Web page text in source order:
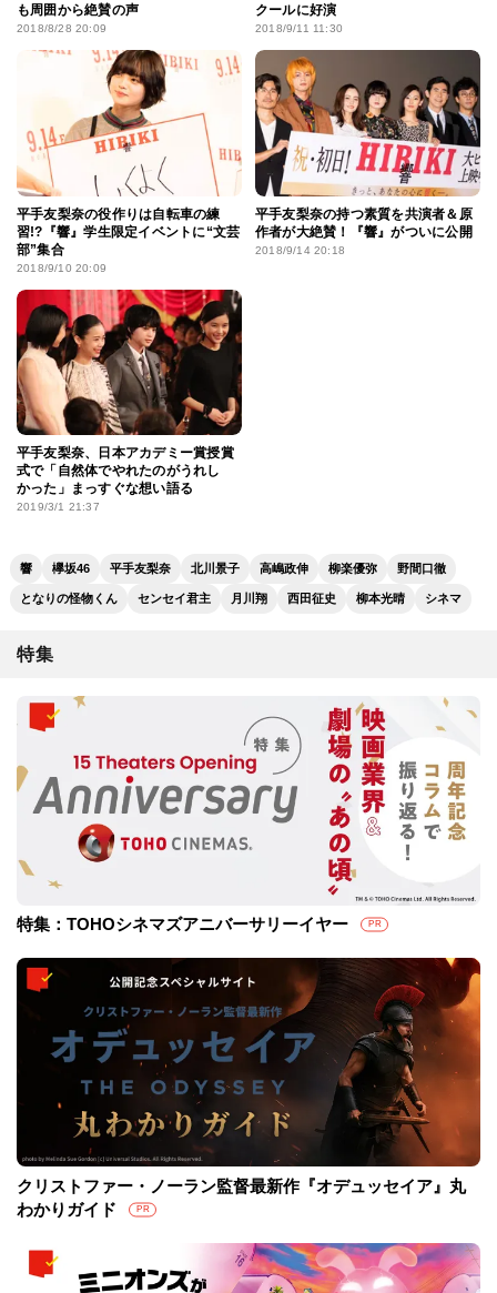
も周囲から絶賛の声
2018/8/28 20:09
クールに好演
2018/9/11 11:30
平手友梨奈の役作りは自転車の練
習!?『響』学生限定イベントに“文芸
部”集合
2018/9/10 20:09
平手友梨奈の持つ素質を共演者＆原
作者が大絶賛！『響』がついに公開
2018/9/14 20:18
平手友梨奈、日本アカデミー賞授賞
式で「自然体でやれたのがうれし
かった」まっすぐな想い語る
2019/3/1 21:37
響 欅坂46 平手友梨奈 北川景子 高嶋政伸 柳楽優弥 野間口徹
となりの怪物くん センセイ君主 月川翔 西田征史 柳本光晴 シネマ
特集
特集：TOHOシネマズアニバーサリーイヤー PR
クリストファー・ノーラン監督最新作『オデュッセイア』丸
わかりガイド
PR